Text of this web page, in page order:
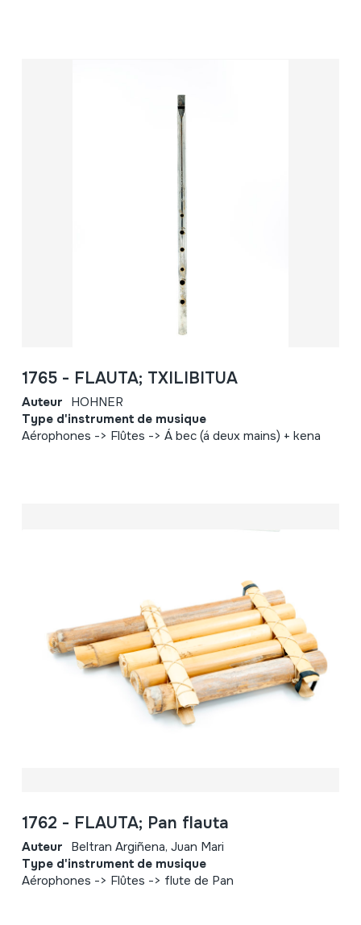
1765 - FLAUTA; TXILIBITUA
Auteur HOHNER
Type d'instrument de musique
Aérophones -> Flûtes -> Á bec (á deux mains) + kena
1762 - FLAUTA; Pan flauta
Auteur Beltran Argiñena, Juan Mari
Type d'instrument de musique
Aérophones -> Flûtes -> flute de Pan